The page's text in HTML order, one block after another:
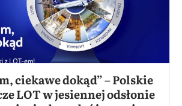
ciekawe dokąd” – Polskie
LOT w jesiennej odsłonie